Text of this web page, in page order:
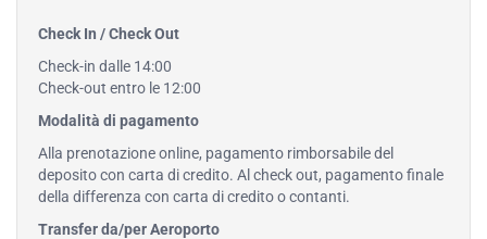
Check In / Check Out
Check-in dalle 14:00
Check-out entro le 12:00
Modalità di pagamento
Alla prenotazione online, pagamento rimborsabile del
deposito con carta di credito. Al check out, pagamento finale
della differenza con carta di credito o contanti.
Transfer da/per Aeroporto